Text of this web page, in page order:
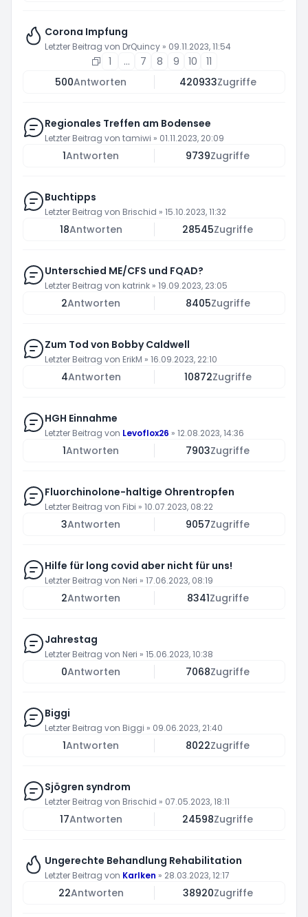
Corona Impfung
Letzter Beitrag von DrQuincy » 09.11.2023, 11:54
1 … 7 8 9 10
11
500Antworten 420933Zugriffe
Regionales Treffen am Bodensee
Letzter Beitrag von tamiwi » 01.11.2023, 20:09
1Antworten 9739Zugriffe
Buchtipps
Letzter Beitrag von Brischid » 15.10.2023, 11:32
18Antworten 28545Zugriffe
Unterschied ME/CFS und FQAD?
Letzter Beitrag von katrink » 19.09.2023, 23:05
2Antworten 8405Zugriffe
Zum Tod von Bobby Caldwell
Letzter Beitrag von ErikM » 16.09.2023, 22:10
4Antworten 10872Zugriffe
HGH Einnahme
Letzter Beitrag von Levoflox26 » 12.08.2023, 14:36
1Antworten 7903Zugriffe
Fluorchinolone-haltige Ohrentropfen
Letzter Beitrag von Fibi » 10.07.2023, 08:22
3Antworten 9057Zugriffe
Hilfe für long covid aber nicht für uns!
Letzter Beitrag von Neri » 17.06.2023, 08:19
2Antworten 8341Zugriffe
Jahrestag
Letzter Beitrag von Neri » 15.06.2023, 10:38
0Antworten 7068Zugriffe
Biggi
Letzter Beitrag von Biggi » 09.06.2023, 21:40
1Antworten 8022Zugriffe
Sjögren syndrom
Letzter Beitrag von Brischid » 07.05.2023, 18:11
17Antworten 24598Zugriffe
Ungerechte Behandlung Rehabilitation
Letzter Beitrag von Karlken » 28.03.2023, 12:17
22Antworten 38920Zugriffe